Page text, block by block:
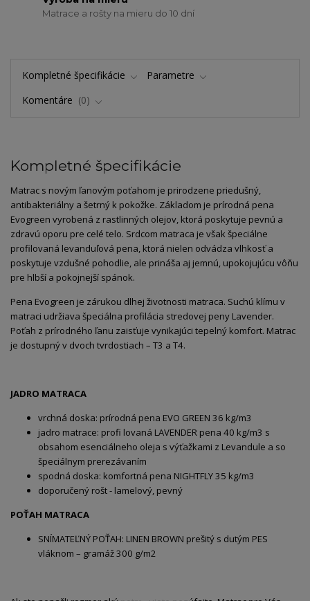
Matrace a rošty na mieru do 10 dní
Kompletné špecifikácie
Parametre
Komentáre
0
Kompletné špecifikácie
Matrac s novým ľanovým poťahom je prirodzene priedušný,
antibakteriálny a šetrný k pokožke. Základom je prírodná pena
Evogreen vyrobená z rastlinných olejov, ktorá poskytuje pevnú a
zdravú oporu pre celé telo. Srdcom matraca je však špeciálne
profilovaná levanduľová pena, ktorá nielen odvádza vlhkosť a
poskytuje vzdušné pohodlie, ale prináša aj jemnú, upokojujúcu vôňu
pre hlbší a pokojnejší spánok.
Pena Evogreen je zárukou dlhej životnosti matraca. Suchú klímu v
matraci udržiava špeciálna profilácia stredovej peny Lavender.
Poťah z prírodného ľanu zaisťuje vynikajúci tepelný komfort. Matrac
je dostupný v dvoch tvrdostiach – T3 a T4.
JADRO MATRACA
vrchná doska: prírodná pena EVO GREEN 36 kg/m3
jadro matrace: profi lovaná LAVENDER pena 40 kg/m3 s
obsahom esenciálneho oleja s výťažkami z Levandule a so
špeciálnym prerezávaním
spodná doska: komfortná pena NIGHTFLY 35 kg/m3
doporučený rošt - lamelový, pevný
POŤAH MATRACA
SNÍMATEĽNÝ POŤAH: LINEN BROWN prešitý s dutým PES
vláknom – gramáž 300 g/m2